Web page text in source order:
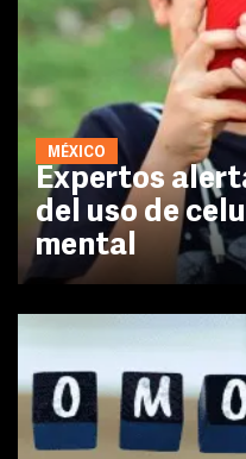
MÉXICO
Expertos
del uso de
mental